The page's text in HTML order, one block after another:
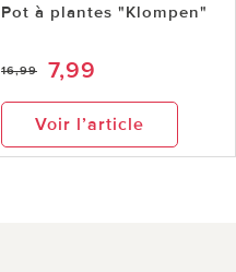
Pot à plantes "Klompen"
16,99 7,99
Voir l’article